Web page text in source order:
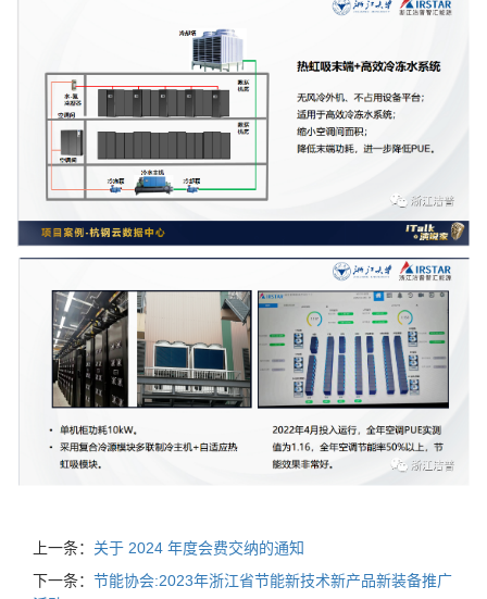
上一条： 关于 2024 年度会费交纳的通知
下一条： 节能协会:2023年浙江省节能新技术新产品新装备推广